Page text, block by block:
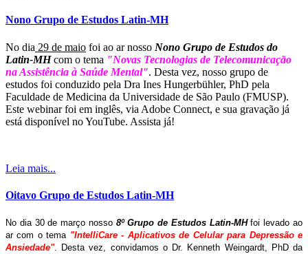
Nono Grupo de Estudos Latin-MH
No dia 29 de maio foi ao ar nosso Nono Grupo de Estudos do
Latin-MHcom o tema "Novas Tecnologias de Telecomunicação
na Assistência à Saúde Mental". Desta vez, nosso grupo de
estudos foi conduzido pela Dra Ines Hungerbühler, PhD pela
Faculdade de Medicina da Universidade de São Paulo (FMUSP).
Este webinar foi em inglês, via Adobe Connect, e sua gravação já
está disponível no YouTube. Assista já!
Leia mais...
Oitavo Grupo de Estudos Latin-MH
No dia 30 de março nosso 8º Grupo de Estudos Latin-MHfoi levado ao
ar com o tema "IntelliCare - Aplicativos de Celular para Depressão e
Ansiedade". Desta vez, convidamos o Dr. Kenneth Weingardt, PhD da